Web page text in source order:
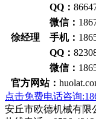
QQ：
微信：
徐经理 手机：
QQ：
微信：
官方网站：
点击免费电话咨询
安丘市欧德机械有